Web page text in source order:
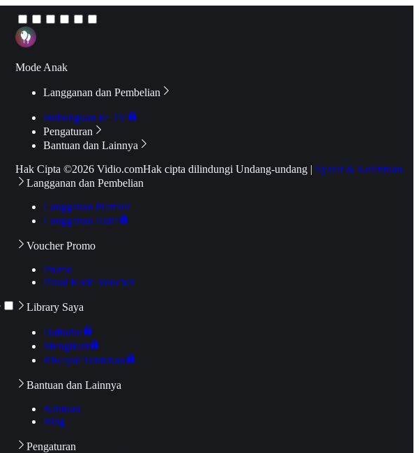
Mode Anak
Langganan dan Pembelian
Hubungkan ke TV
Pengaturan
Bantuan dan Lainnya
Hak Cipta ©2026 Vidio.comHak cipta dilindungi Undang-undang | Syarat & Ketentuan
Langganan dan Pembelian
Langganan Premier
Langganan Aktif
Voucher Promo
Promo
Pakai Kode Voucher
Library Saya
Daftarku
Mengikuti
Riwayat Tontonan
Bantuan dan Lainnya
Bantuan
Blog
Pengaturan